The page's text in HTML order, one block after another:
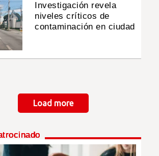
Investigación revela
niveles críticos de
contaminación en ciudad
Load more